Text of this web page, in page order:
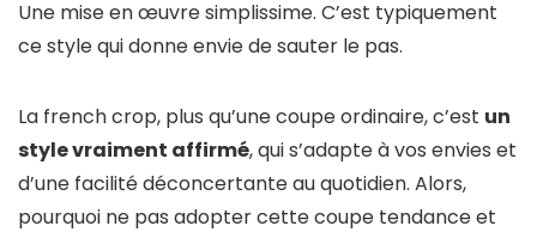
Une mise en œuvre simplissime. C’est typiquement
ce style qui donne envie de sauter le pas.
La french crop, plus qu’une coupe ordinaire, c’est un
style vraiment affirmé, qui s’adapte à vos envies et
d’une facilité déconcertante au quotidien. Alors,
pourquoi ne pas adopter cette coupe tendance et